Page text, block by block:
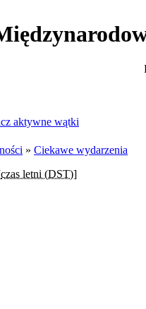
aktywne wątki
» Ciekawe wydarzenia
czas letni (DST)]